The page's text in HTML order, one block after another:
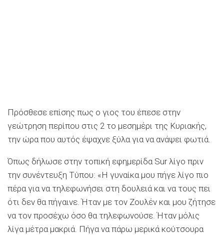
Πρόσθεσε επίσης πως ο γιος του έπεσε στην
γεώτρηση περίπου στις 2 το μεσημέρι της Κυριακής,
την ώρα που αυτός έψαχνε ξύλα για να ανάψει φωτιά.
Όπως δήλωσε στην τοπική εφημερίδα Sur λίγο πριν
την συνέντευξη Τύπου: «Η γυναίκα μου πήγε λίγο πιο
πέρα για να τηλεφωνήσει στη δουλειά και να τους πει
ότι δεν θα πήγαινε. Ήταν με τον Ζουλέν και μου ζήτησε
να τον προσέχω όσο θα τηλεφωνούσε. Ήταν μόλις
λίγα μέτρα μακριά. Πήγα να πάρω μερικά κούτσουρα